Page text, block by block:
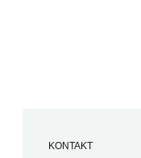
KONTAKT